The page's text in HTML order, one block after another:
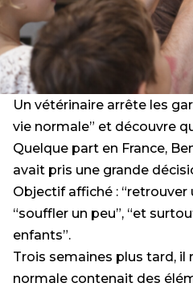
Un vétérinaire arrête les
vie normale” et découvre
Quelque part en France,
avait pris une grande
Objectif affiché : “retrouver
“souffler un peu”, “et
enfants”.
Trois semaines plus tard, il
normale contenait des